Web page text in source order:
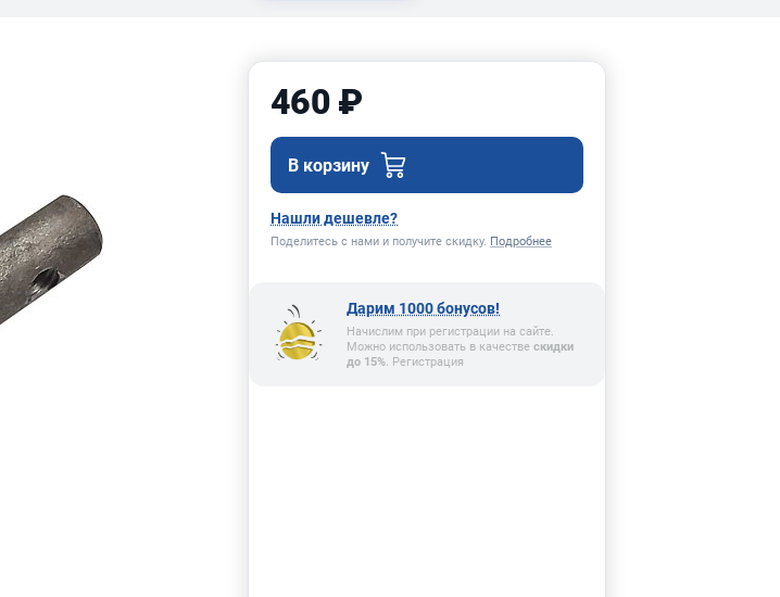
460 ₽
В корзину
Нашли дешевле?
Поделитесь с нами и получите скидку. Подробнее
Дарим 1000 бонусов!
Начислим при регистрации на сайте.
Можно использовать в качестве скидки
до 15%. Регистрация